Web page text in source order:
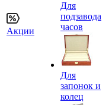
Акции
Для
подзавода
часов
Для
запонок и
колец